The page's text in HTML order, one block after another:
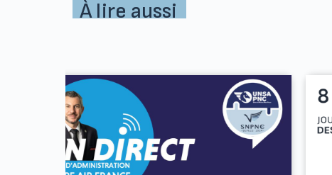
À lire aussi